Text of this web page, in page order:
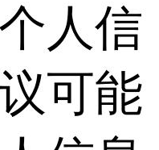
人信
可能